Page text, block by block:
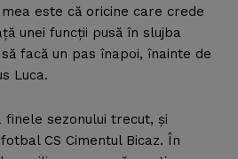
este că oricine care crede
unei funcţii pusă în slujba
facă un pas înapoi, înainte de
Luca.
sezonului trecut, şi
CS Cimentul Bicaz. În